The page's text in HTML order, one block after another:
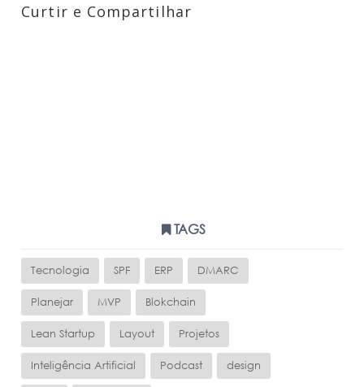
Curtir e Compartilhar
TAGS
Tecnologia SPF ERP DMARC
Planejar MVP Blokchain
Lean Startup Layout Projetos
Inteligência Artificial Podcast design